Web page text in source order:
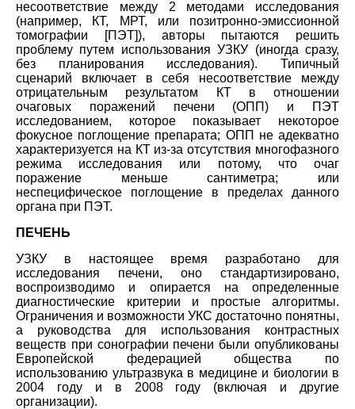
несоответствие между 2 методами исследования
(например, КТ, МРТ, или позитронно-эмиссионной
томографии [ПЭТ]), авторы пытаются решить
проблему путем использования УЗКУ (иногда сразу,
без планирования исследования). Типичный
сценарий включает в себя несоответствие между
отрицательным результатом КТ в отношении
очаговых поражений печени (ОПП) и ПЭТ
исследованием, которое показывает некоторое
фокусное поглощение препарата; ОПП не адекватно
характеризуется на КТ из-за отсутствия многофазного
режима исследования или потому, что очаг
поражение меньше сантиметра; или
неспецифическое поглощение в пределах данного
органа при ПЭТ.
ПЕЧЕНЬ
УЗКУ в настоящее время разработано для
исследования печени, оно стандартизировано,
воспроизводимо и опирается на определенные
диагностические критерии и простые алгоритмы.
Ограничения и возможности УКС достаточно понятны,
а руководства для использования контрастных
веществ при сонографии печени были опубликованы
Европейской федерацией общества по
использованию ультразвука в медицине и биологии в
2004 году и в 2008 году (включая и другие
организации).